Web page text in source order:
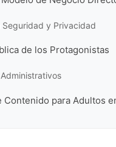
y Privacidad
de los Protagonistas
Contenido para Adultos